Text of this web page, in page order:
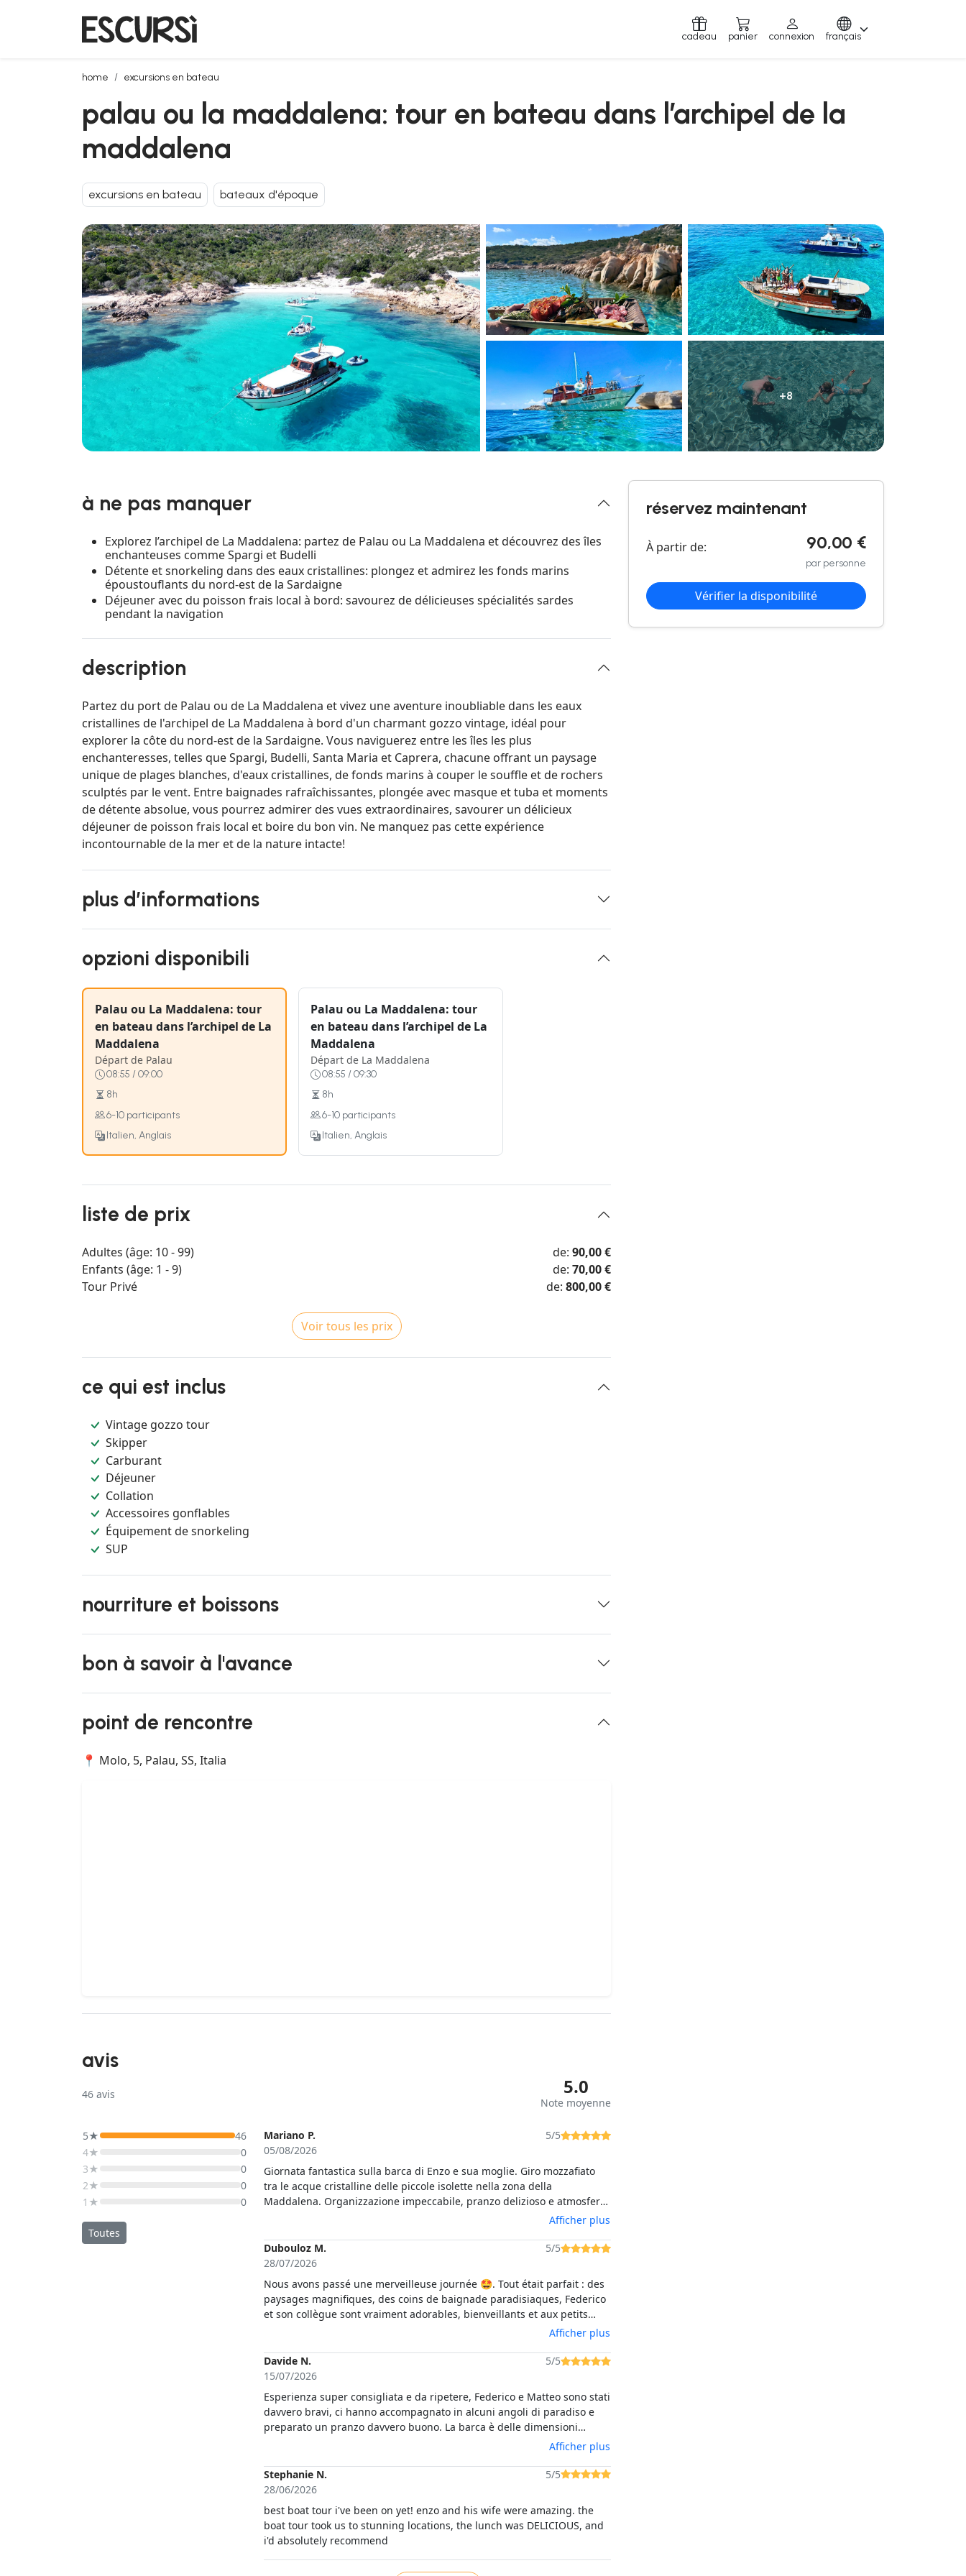
cadeau panier connexion français
home excursions en bateau
palau ou la maddalena: tour en bateau dans l’archipel de la maddalena
palau ou la maddalena: tour en bateau dans l’archipel de la
maddalena
excursions en bateau bateaux d'époque
+8
à ne pas manquer
Explorez l’archipel de La Maddalena: partez de Palau ou La Maddalena et découvrez des îles
enchanteuses comme Spargi et Budelli
Détente et snorkeling dans des eaux cristallines: plongez et admirez les fonds marins
époustouflants du nord-est de la Sardaigne
Déjeuner avec du poisson frais local à bord: savourez de délicieuses spécialités sardes
pendant la navigation
description
Partez du port de Palau ou de La Maddalena et vivez une aventure inoubliable dans les eaux
cristallines de l'archipel de La Maddalena à bord d'un charmant gozzo vintage, idéal pour
explorer la côte du nord-est de la Sardaigne. Vous naviguerez entre les îles les plus
enchanteresses, telles que Spargi, Budelli, Santa Maria et Caprera, chacune offrant un paysage
unique de plages blanches, d'eaux cristallines, de fonds marins à couper le souffle et de rochers
sculptés par le vent. Entre baignades rafraîchissantes, plongée avec masque et tuba et moments
de détente absolue, vous pourrez admirer des vues extraordinaires, savourer un délicieux
déjeuner de poisson frais local et boire du bon vin. Ne manquez pas cette expérience
incontournable de la mer et de la nature intacte!
plus d’informations
opzioni disponibili
Palau ou La Maddalena: tour
en bateau dans l’archipel de La
Maddalena
Départ de Palau
08:55 / 09:00
8h
6-10 participants
Italien, Anglais
Palau ou La Maddalena: tour
en bateau dans l’archipel de La
Maddalena
Départ de La Maddalena
08:55 / 09:30
8h
6-10 participants
Italien, Anglais
liste de prix
Adultes (âge: 10 - 99) de: 90,00 €
Enfants (âge: 1 - 9)
de: 70,00 €
Tour Privé
de: 800,00 €
Voir tous les prix
ce qui est inclus
Vintage gozzo tour
Skipper
Carburant
Déjeuner
Collation
Accessoires gonflables
Équipement de snorkeling
SUP
nourriture et boissons
bon à savoir à l'avance
point de rencontre
📍 Molo, 5, Palau, SS, Italia
avis
46 avis 5.0
Note moyenne
5★
46
4★
0
3★
0
2★
0
1★
0
Toutes
Mariano P.
05/08/2026
5/5
Giornata fantastica sulla barca di Enzo e sua moglie. Giro mozzafiato
tra le acque cristalline delle piccole isolette nella zona della
Maddalena. Organizzazione impeccabile, pranzo delizioso e atmosfera
accogliente e calorosa. L’imbarcazione è comoda ed estremamente
curata. Il tour è accompagnato dai mille racconti di Enzo che ti fanno
immergere a 360º nella storia del posto. Esperienza unica!
Afficher plus
Dubouloz M.
28/07/2026
5/5
Nous avons passé une merveilleuse journée 🤩. Tout était parfait : des
paysages magnifiques, des coins de baignade paradisiaques, Federico
et son collègue sont vraiment adorables, bienveillants et aux petits
soins, et sans oublier le repas qui a été un vrai délice, nous nous
sommes régalés 😋 Nous recommandons cette excursion à 200%😊
Merci beaucoup à tous les 2 pour cette journée inoubliable 😊
Afficher plus
Davide N.
15/07/2026
5/5
Esperienza super consigliata e da ripetere, Federico e Matteo sono stati
davvero bravi, ci hanno accompagnato in alcuni angoli di paradiso e
preparato un pranzo davvero buono. La barca è delle dimensioni
perfette per questo genere di giornate, costa un po' di più rispetto ai
qualità/prezzo davvero eccellente. Alla fine quello che conta davvero è
quanta voglia ti rimane di ritornare e noi non vediamo l'ora!!!
Afficher plus
Stephanie N.
28/06/2026
5/5
best boat tour i've been on yet! enzo and his wife were amazing. the
boat tour took us to stunning locations, the lunch was DELICIOUS, and
i'd absolutely recommend
réservez maintenant
À partir de: 90,00 €
par personne
Vérifier la disponibilité